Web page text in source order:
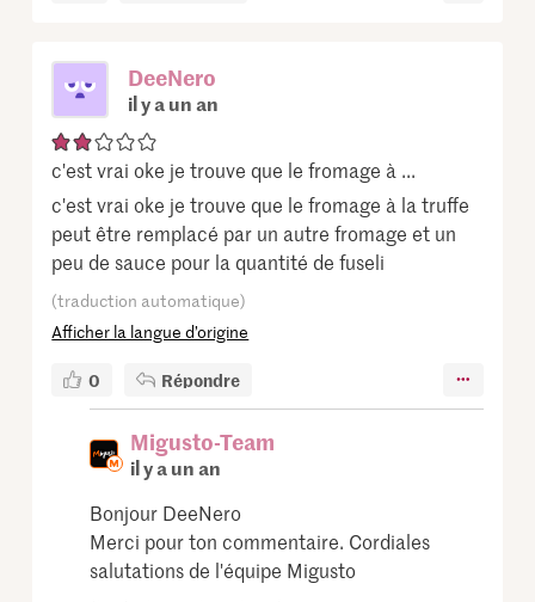
DeeNero
il y a un an
c'est vrai oke je trouve que le fromage à ...
c'est vrai oke je trouve que le fromage à la truffe
peut être remplacé par un autre fromage et un
peu de sauce pour la quantité de fuseli
(traduction automatique)
Afficher la langue d’origine
0 Répondre
Migusto-Team
il y a un an
Bonjour DeeNero
Merci pour ton commentaire. Cordiales
salutations de l'équipe Migusto